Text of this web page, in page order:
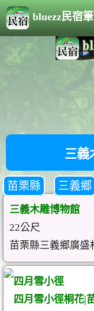
bluezz民宿
三義
苗栗縣 三義鄉
三義木雕博物館
22公尺
苗栗縣三義鄉廣盛
四月雪小徑
四月雪小徑桐花|